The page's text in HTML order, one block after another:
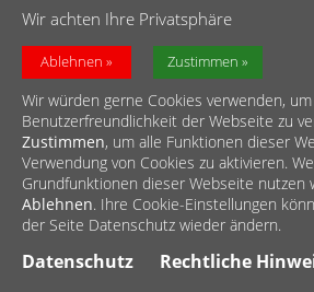
Wir achten Ihre Privatsphäre
Ablehnen Zustimmen
Wir würden gerne Cookies verwenden,
Benutzerfreundlichkeit der Webseite zu
Zustimmen, um alle Funktionen dieser
Verwendung von Cookies zu aktivieren.
Grundfunktionen dieser Webseite nutzen
Ablehnen. Ihre Cookie-Einstellungen
der Seite Datenschutz wieder ändern.
Datenschutz Rechtliche
Anti-Roboter-Verifizierung
Hier klicken
© Diözesan-Caritasverband für das
//Sitemap